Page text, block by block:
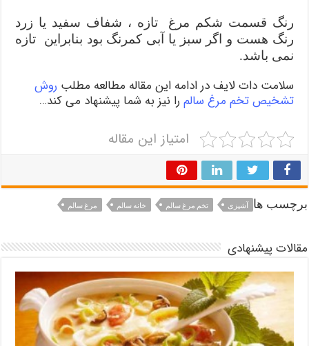
رنگ قسمت شکم مرغ تازه ، شفاف سفید یا زرد
رنگ هست و اگر سبز یا آبی کمرنگ بود بنابراین تازه
نمی باشد.
سلامت دات لایف در ادامه این مقاله مطالعه مطلب روش
تشخیص تخم مرغ سالم را نیز به شما پیشنهاد می کند…
امتیاز این مقاله
برچسب ها آشپزی تخم مرغ سالم خانه سالم مرغ سالم
مقالات پیشنهادی